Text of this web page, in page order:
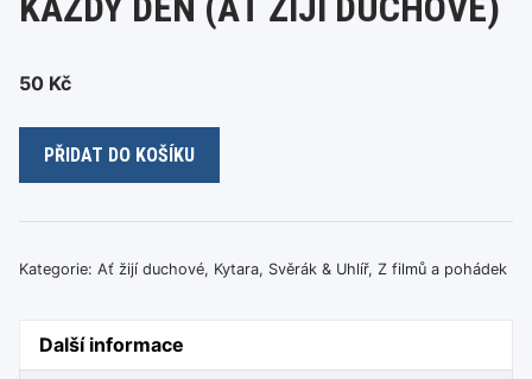
50 Kč
Každý
žijí
duchové)
PŘIDAT DO KOŠÍKU
Kategorie: Ať žijí duchové, Kytara, Svěrák & Uhlíř, Z filmů a pohádek
Další informace